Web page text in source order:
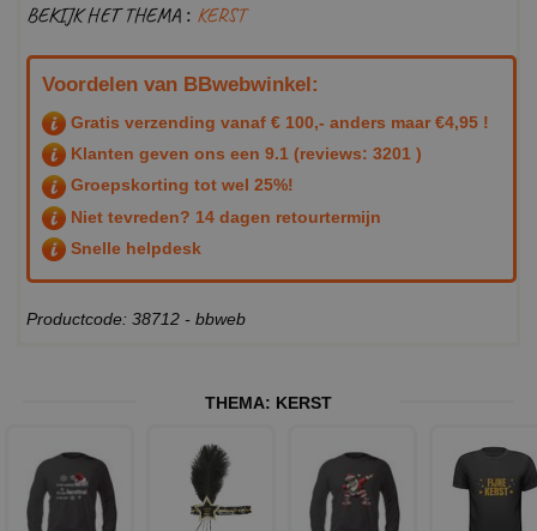
BEKIJK HET THEMA : KERST
Voordelen van BBwebwinkel:
Gratis verzending vanaf € 100,- anders maar €4,95 !
Klanten geven ons een 9.1 (reviews: 3201 )
Groepskorting tot wel 25%!
Niet tevreden? 14 dagen retourtermijn
Snelle helpdesk
Productcode: 38712 - bbweb
THEMA: KERST